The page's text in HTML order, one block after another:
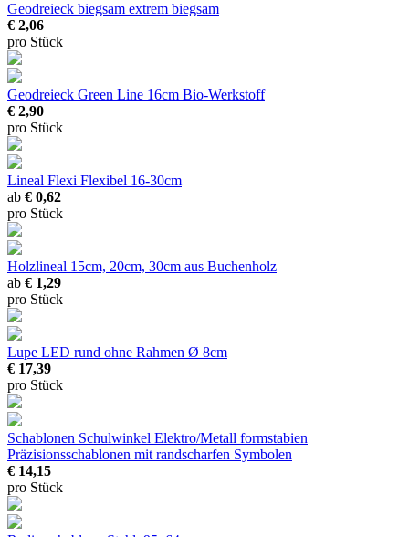
Geodreieck biegsam extrem biegsam
€ 2,06
pro Stück
Geodreieck Green Line 16cm Bio-Werkstoff
€ 2,90
pro Stück
Lineal Flexi Flexibel 16-30cm
ab € 0,62
pro Stück
Holzlineal 15cm, 20cm, 30cm aus Buchenholz
ab € 1,29
pro Stück
Lupe LED rund ohne Rahmen Ø 8cm
€ 17,39
pro Stück
Schablonen Schulwinkel Elektro/Metall formstabien
Präzisionsschablonen mit randscharfen Symbolen
€ 14,15
pro Stück